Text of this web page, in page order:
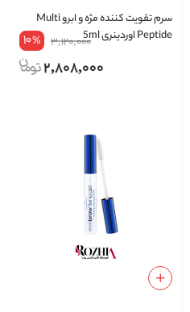
سرم تقویت کننده مژه و ابرو Multi
Peptide اوردینری 5ml
3,120,000
10%
2,808,000